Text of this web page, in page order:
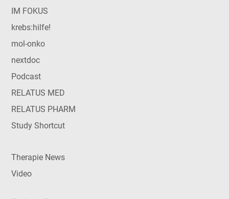
IM FOKUS
krebs:hilfe!
mol-onko
nextdoc
Podcast
RELATUS MED
RELATUS PHARM
Study Shortcut
Therapie News
Video